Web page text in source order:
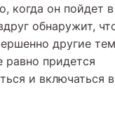
когда он пойдет
обнаружит,
другие
равно придется
и включаться